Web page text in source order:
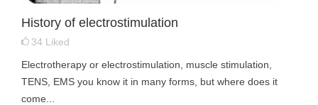
History of electrostimulation
34 Liked
Electrotherapy or electrostimulation, muscle stimulation,
TENS, EMS you know it in many forms, but where does it
come...